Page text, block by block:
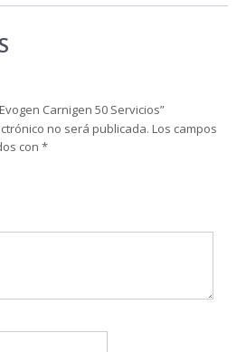
Carnigen 50 Servicios”
no será publicada. Los campos
con *